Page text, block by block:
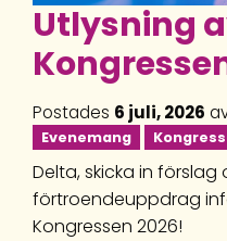
Utlysning
Postades 6 juli, 2026
Evenemang
Delta, skicka in förslag
förtroendeuppdrag
Kongressen 2026!